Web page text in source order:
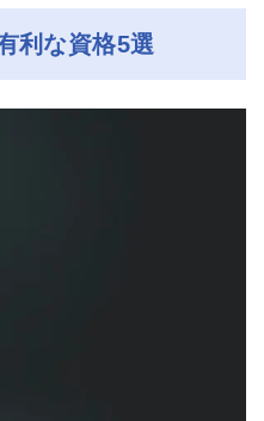
利な資格5選